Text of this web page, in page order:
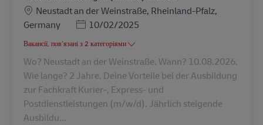
Місцезнаходження
Neustadt an der Weinstraße, Rheinland-Pfalz,
Germany
Posted Date
10/02/2025
Вакансії, пов’язані з 2 категоріями
Wo? Neustadt an der Weinstraße. Wann? 10.08.2026.
Wie lange? 2 Jahre. Deine Vorteile bei der Ausbildung
zur Fachkraft Kurier-, Express- und
Postdienstleistungen (m/w/d). Jährlich steigende
Ausbildu...